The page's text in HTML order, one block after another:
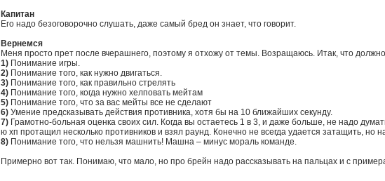
Капитан
Его надо безоговорочно слушать, даже самый бред он знает, что говорит.
Вернемся
Меня просто прет после вчерашнего, поэтому я отхожу от темы. Возращаюсь. Итак, что должно
1) Понимание игры.
2) Понимание того, как нужно двигаться.
3) Понимание того, как правильно стрелять
4) Понимание того, когда нужно хелповать мейтам
5) Понимание того, что за вас мейты все не сделают
6) Умение предсказывать действия противника, хотя бы на 10 ближайших секунду.
7) Грамотно-больная оценка своих сил. Когда вы остаетесь 1 в 3, и даже больше, не надо
ю хп протащил несколько противников и взял раунд. Конечно не всегда удается затащить, но
8) Понимание того, что нельзя машнить! Машна – минус мораль команде.
Примерно вот так. Понимаю, что мало, но про брейн надо рассказывать на пальцах и с